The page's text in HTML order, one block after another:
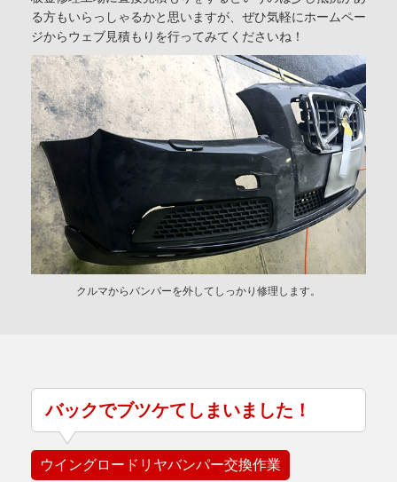
る方もいらっしゃるかと思いますが、ぜひ気軽にホームペー
ジからウェブ見積もりを行ってみてくださいね！
クルマからバンパーを外してしっかり修理します。
バックでブツケてしまいました！
ウイングロードリヤバンパー交換作業